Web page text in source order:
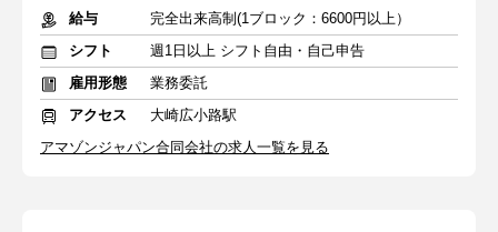
給与
完全出来高制(1ブロック：6600円以上）
シフト
週1日以上 シフト自由・自己申告
雇用形態
業務委託
アクセス
大崎広小路駅
アマゾンジャパン合同会社の求人一覧を見る